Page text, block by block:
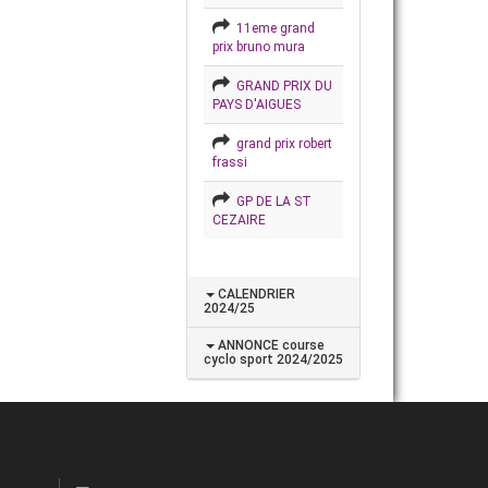
11eme grand
prix bruno mura
GRAND PRIX DU
PAYS D'AIGUES
grand prix robert
frassi
GP DE LA ST
CEZAIRE
CALENDRIER
2024/25
ANNONCE course
cyclo sport 2024/2025